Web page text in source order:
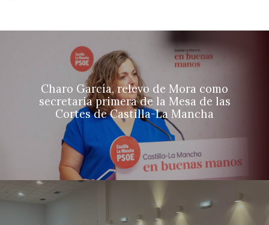
Charo García, relevo de Mora como
secretaria primera de la Mesa de las
Cortes de Castilla-La Mancha